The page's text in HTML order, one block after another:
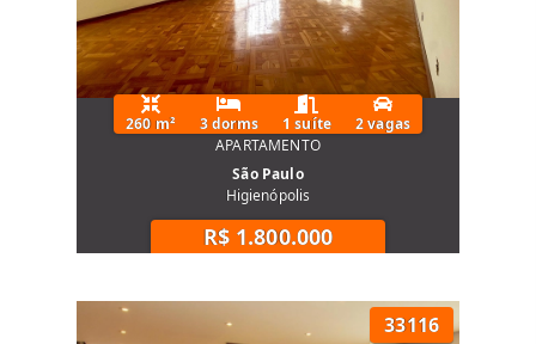
260 m² 3 dorms 1 suíte
2 vagas
APARTAMENTO
São Paulo
Higienópolis
R$ 1.800.000
33116